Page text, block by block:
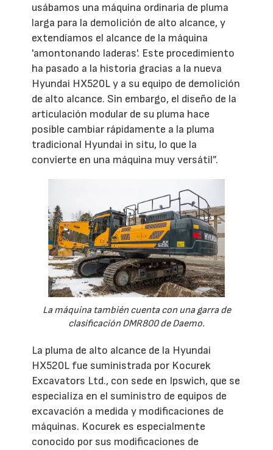
usábamos una máquina ordinaria de pluma
larga para la demolición de alto alcance, y
extendíamos el alcance de la máquina
'amontonando laderas'. Este procedimiento
ha pasado a la historia gracias a la nueva
Hyundai HX520L y a su equipo de demolición
de alto alcance. Sin embargo, el diseño de la
articulación modular de su pluma hace
posible cambiar rápidamente a la pluma
tradicional Hyundai in situ, lo que la
convierte en una máquina muy versátil”.
La máquina también cuenta con una garra de
clasificación DMR800 de Daemo.
La pluma de alto alcance de la Hyundai
HX520L fue suministrada por Kocurek
Excavators Ltd., con sede en Ipswich, que se
especializa en el suministro de equipos de
excavación a medida y modificaciones de
máquinas. Kocurek es especialmente
conocido por sus modificaciones de